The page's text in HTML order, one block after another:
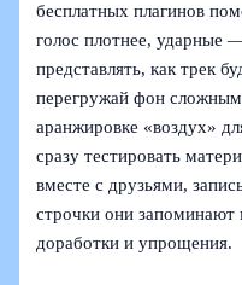
бесплатных плагинов
голос плотнее, ударные
представлять, как трек
перегружай фон
аранжировке «воздух»
сразу тестировать
вместе с друзьями,
строчки они запоминают
доработки и упрощения.